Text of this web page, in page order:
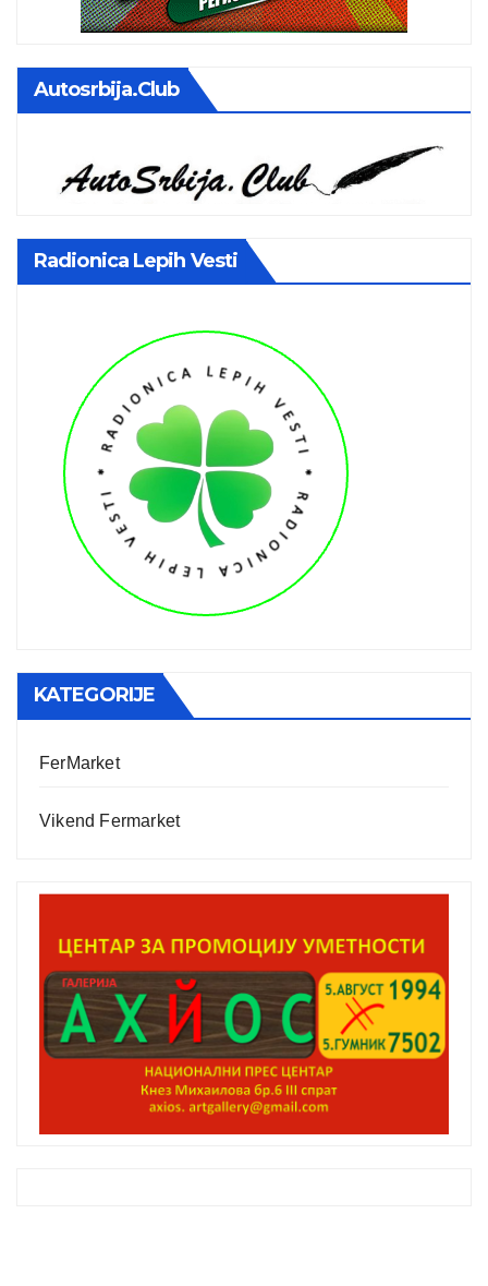
Autosrbija.club
Radionica Lepih Vesti
KATEGORIJE
FerMarket
Vikend Fermarket